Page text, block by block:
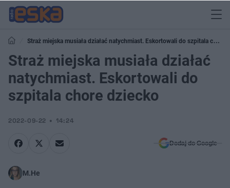
Straż miejska musiała działać natychmiast. Eskortowali do szpitala chore
dziecko
Straż miejska musiała działać
natychmiast. Eskortowali do
szpitala chore dziecko
2022-09-22 14:24
Dodaj do Google
M.He